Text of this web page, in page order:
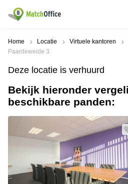
Huren / Verhuren
Productpagina's
Kantoorruimten
Business
Flexplekken
Vergaderruimten
Populaire
Steden
Alkmaar
Amsterdam
Bergen
op
Populaire
zoekopdrachten
Kantoorruimte
in Breda
huren
Bergen
Kantoor
Help
Over ons
Voeg je kantoorruimte toe
Log in
Home Locatie Virtuele kantoren
Paardeweide 3
Deze locatie is verhuurd
Bekijk hieronder
beschikbare panden: